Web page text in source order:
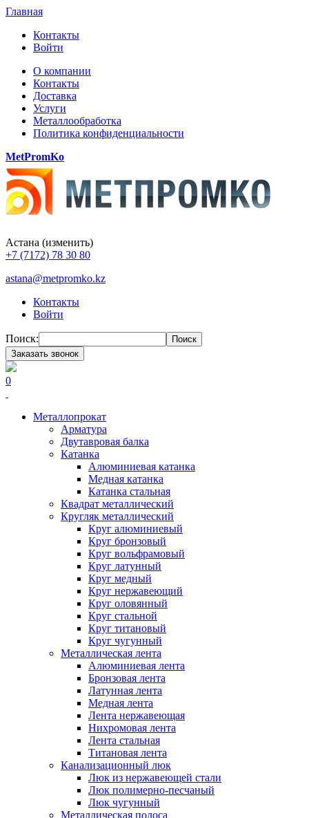
Главная
Контакты
Войти
О компании
Контакты
Доставка
Услуги
Металлообработка
Политика конфиденциальности
MetPromKo
Астана (изменить)
+7 (7172) 78 30 80
astana@metpromko.kz
Контакты
Войти
Поиск:
Поиск
Заказать звонок
0
Металлопрокат
Арматура
Двутавровая балка
Катанка
Алюминиевая катанка
Медная катанка
Катанка стальная
Квадрат металлический
Кругляк металлический
Круг алюминиевый
Круг бронзовый
Круг вольфрамовый
Круг латунный
Круг медный
Круг нержавеющий
Круг оловянный
Круг стальной
Круг титановый
Круг чугунный
Металлическая лента
Алюминиевая лента
Бронзовая лента
Латунная лента
Медная лента
Лента нержавеющая
Нихромовая лента
Лента стальная
Титановая лента
Канализационный люк
Люк из нержавеющей стали
Люк полимерно-песчаный
Люк чугунный
Металлическая полоса